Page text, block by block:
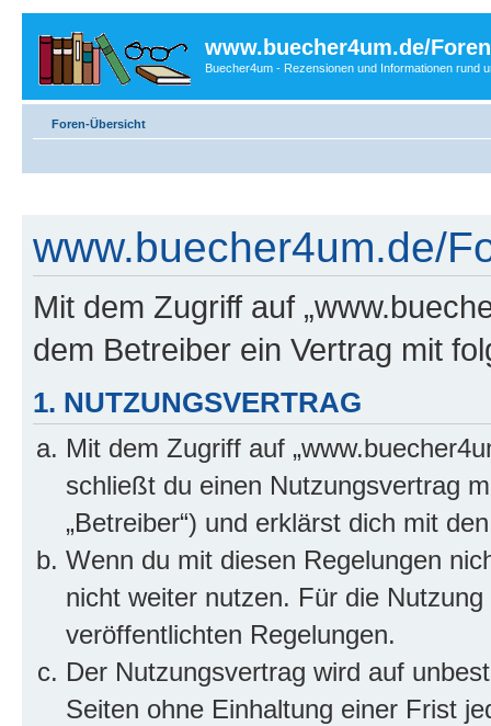
www.buecher4um.de/Foren
Buecher4um - Rezensionen und Informationen rund
Foren-Übersicht
www.buecher4um.de/
Mit dem Zugriff auf
dem Betreiber ein Vertrag mit
1. NUTZUNGSVERTRAG
Mit dem Zugriff auf
schließt du einen Nutzungsvertrag
„Betreiber“) und erklärst dich mit
Wenn du mit diesen Regelungen
nicht weiter nutzen. Für die
veröffentlichten Regelungen.
Der Nutzungsvertrag wird auf
Seiten ohne Einhaltung einer Frist